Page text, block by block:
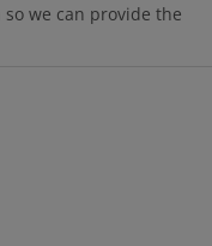
we can provide the